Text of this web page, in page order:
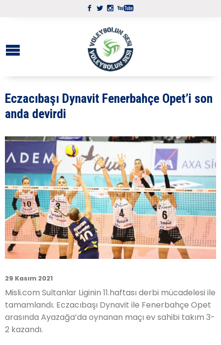
Eczacıbaşı Dynavit Fenerbahçe Opet’i son
anda devirdi
29 Kasım 2021
Misli.com Sultanlar Liginin 11.haftası derbi mücadelesi ile
tamamlandı. Eczacıbaşı Dynavit ile Fenerbahçe Opet
arasında Ayazağa’da oynanan maçı ev sahibi takım 3-
2 kazandı.